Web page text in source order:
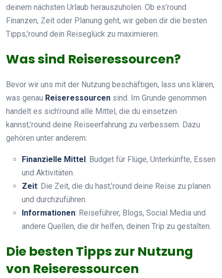
deinem nächsten Urlaub herauszuholen. Ob es’round
Finanzen, Zeit oder Planung geht, wir geben dir die besten
Tipps,’round dein Reiseglück zu maximieren.
Was sind Reiseressourcen?
Bevor wir uns mit der Nutzung beschäftigen, lass uns klären,
was genau Reiseressourcen sind. Im Grunde genommen
handelt es sich’round alle Mittel, die du einsetzen
kannst,’round deine Reiseerfahrung zu verbessern. Dazu
gehören unter anderem:
Finanzielle Mittel: Budget für Flüge, Unterkünfte, Essen
und Aktivitäten.
Zeit: Die Zeit, die du hast,’round deine Reise zu planen
und durchzuführen.
Informationen: Reiseführer, Blogs, Social Media und
andere Quellen, die dir helfen, deinen Trip zu gestalten.
Die besten Tipps zur Nutzung
von Reiseressourcen